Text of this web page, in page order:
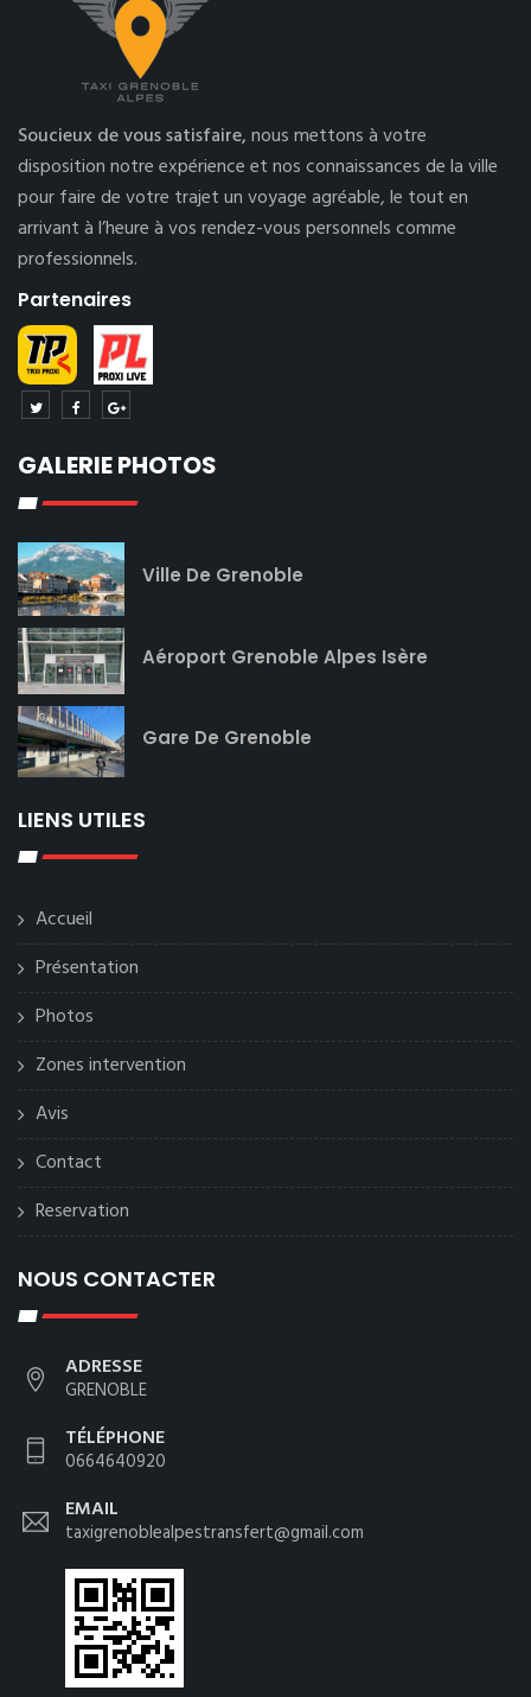
Soucieux de vous satisfaire,nous mettons à votre
disposition notre expérience et nos connaissances de la ville
pour faire de votre trajet un voyage agréable, le tout en
arrivant à l’heure à vos rendez-vous personnels comme
professionnels.
Partenaires
GALERIE PHOTOS
Ville De Grenoble
Aéroport Grenoble Alpes Isère
Gare De Grenoble
LIENS UTILES
Accueil
Présentation
Photos
Zones intervention
Avis
Contact
Reservation
NOUS CONTACTER
ADRESSE
GRENOBLE
TÉLÉPHONE
0664640920
EMAIL
taxigrenoblealpestransfert@gmail.com